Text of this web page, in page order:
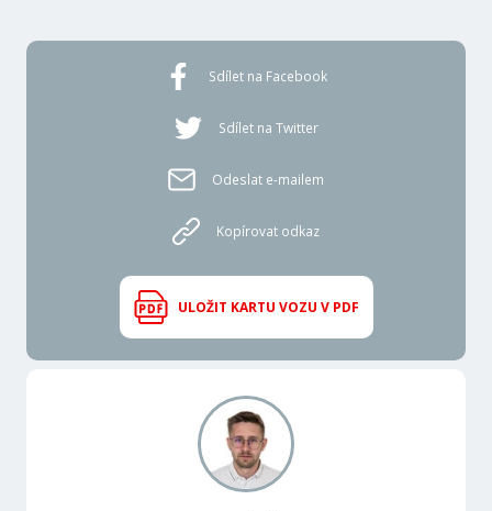
Sdílet na Facebook
Sdílet na Twitter
Odeslat e-mailem
Kopírovat odkaz
ULOŽIT KARTU VOZU V PDF